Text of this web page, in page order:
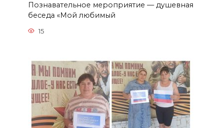
Познавательное мероприятие — душевная
беседа «Мой любимый
15